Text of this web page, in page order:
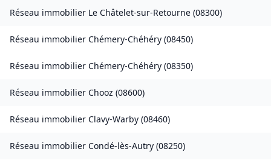
Réseau immobilier Le Châtelet-sur-Retourne (08300)
Réseau immobilier Chémery-Chéhéry (08450)
Réseau immobilier Chémery-Chéhéry (08350)
Réseau immobilier Chooz (08600)
Réseau immobilier Clavy-Warby (08460)
Réseau immobilier Condé-lès-Autry (08250)